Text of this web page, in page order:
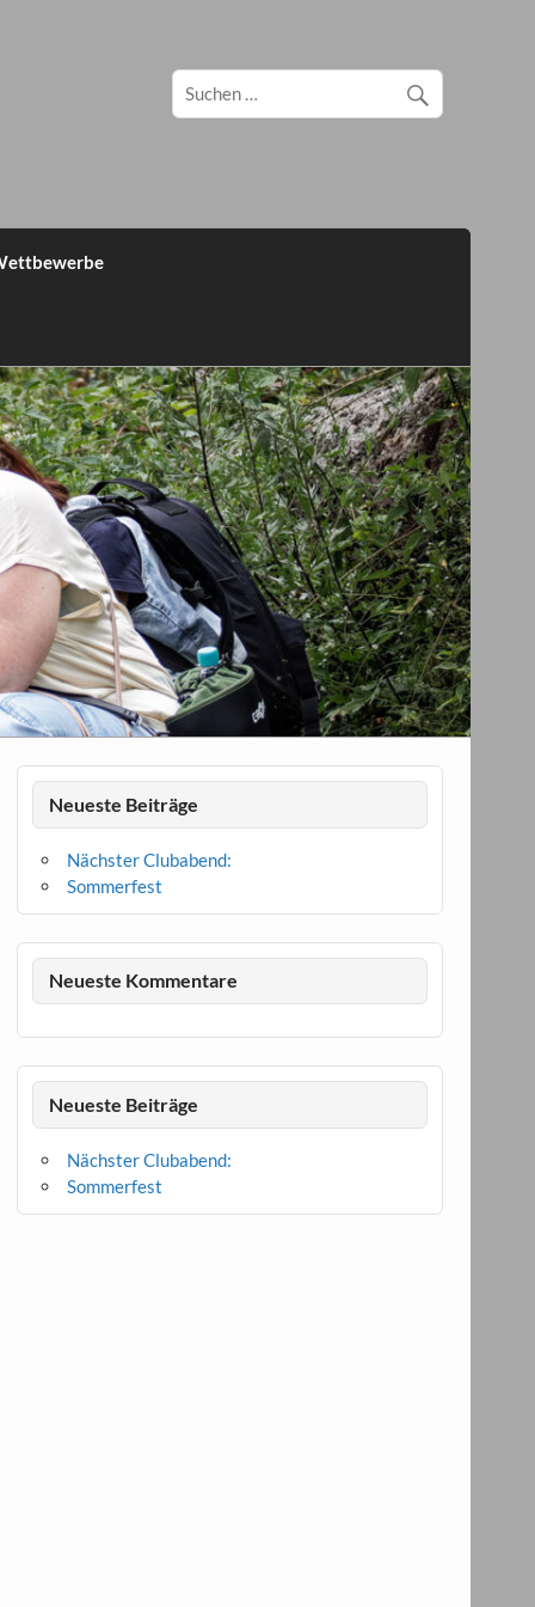
Neueste Beiträge
Nächster Clubabend:
Sommerfest
Neueste Kommentare
Neueste Beiträge
Nächster Clubabend:
Sommerfest